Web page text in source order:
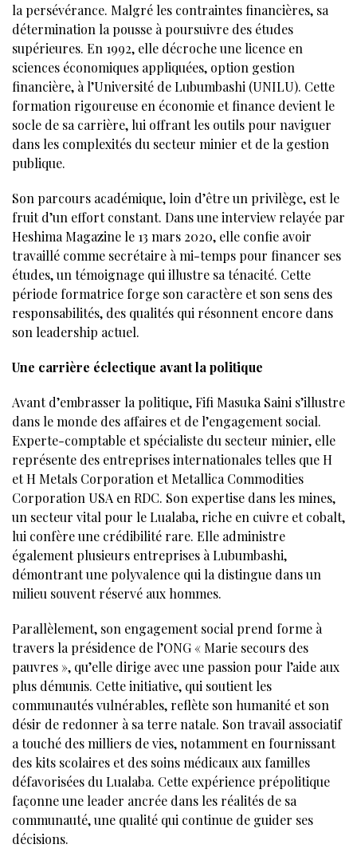
la persévérance. Malgré les contraintes financières, sa
détermination la pousse à poursuivre des études
supérieures. En 1992, elle décroche une licence en
sciences économiques appliquées, option gestion
financière, à l’Université de Lubumbashi (UNILU). Cette
formation rigoureuse en économie et finance devient le
socle de sa carrière, lui offrant les outils pour naviguer
dans les complexités du secteur minier et de la gestion
publique.
Son parcours académique, loin d’être un privilège, est le
fruit d’un effort constant. Dans une interview relayée par
Heshima Magazine le 13 mars 2020, elle confie avoir
travaillé comme secrétaire à mi-temps pour financer ses
études, un témoignage qui illustre sa ténacité. Cette
période formatrice forge son caractère et son sens des
responsabilités, des qualités qui résonnent encore dans
son leadership actuel.
Une carrière éclectique avant la politique
Avant d’embrasser la politique, Fifi Masuka Saini s’illustre
dans le monde des affaires et de l’engagement social.
Experte-comptable et spécialiste du secteur minier, elle
représente des entreprises internationales telles que H
et H Metals Corporation et Metallica Commodities
Corporation USA en RDC. Son expertise dans les mines,
un secteur vital pour le Lualaba, riche en cuivre et cobalt,
lui confère une crédibilité rare. Elle administre
également plusieurs entreprises à Lubumbashi,
démontrant une polyvalence qui la distingue dans un
milieu souvent réservé aux hommes.
Parallèlement, son engagement social prend forme à
travers la présidence de l’ONG « Marie secours des
pauvres », qu’elle dirige avec une passion pour l’aide aux
plus démunis. Cette initiative, qui soutient les
communautés vulnérables, reflète son humanité et son
désir de redonner à sa terre natale. Son travail associatif
a touché des milliers de vies, notamment en fournissant
des kits scolaires et des soins médicaux aux familles
défavorisées du Lualaba. Cette expérience prépolitique
façonne une leader ancrée dans les réalités de sa
communauté, une qualité qui continue de guider ses
décisions.